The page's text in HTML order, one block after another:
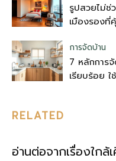
รูปสวยไม่ช่
เมืองรองที่
การจัดบ้าน
7 หลักการ
เรียบร้อย
RELATED
อ่านต่อจากเรื่องใกล้